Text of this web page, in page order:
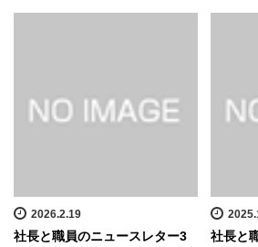
2026.2.19
社長と職員のニュースレター3
社長と